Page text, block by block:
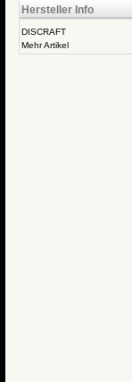
Hersteller Info
DISCRAFT
Mehr Artikel